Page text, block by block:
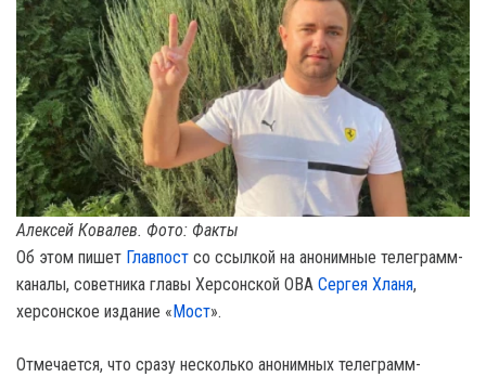
Алексей Ковалев. Фото: Факты
Об этом пишет Главпост со ссылкой на анонимные телеграмм-
каналы, советника главы Херсонской ОВА Сергея Хланя,
херсонское издание « Мост».
Отмечается, что сразу несколько анонимных телеграмм-